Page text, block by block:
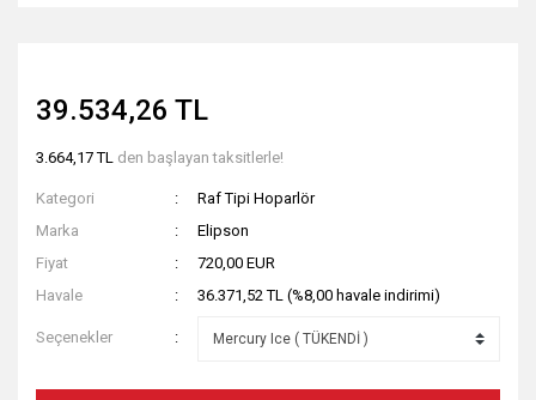
39.534,26 TL
3.664,17 TL den başlayan taksitlerle!
Kategori
Raf Tipi Hoparlör
Marka
Elipson
Fiyat
720,00 EUR
Havale
36.371,52 TL (%8,00 havale indirimi)
Seçenekler